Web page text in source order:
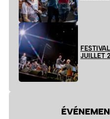
JUILLET